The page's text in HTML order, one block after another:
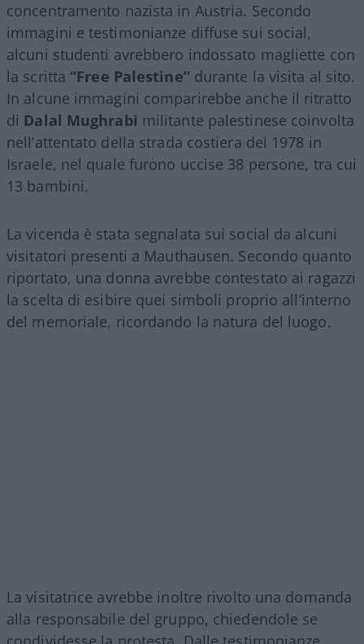
concentramento nazista in Austria. Secondo
immagini e testimonianze diffuse sui social,
alcuni studenti avrebbero indossato magliette con
la scritta“Free Palestine”durante la visita al sito.
In alcune immagini comparirebbe anche il ritratto
di Dalal Mughrabi militante palestinese coinvolta
nell’attentato della strada costiera del 1978 in
Israele, nel quale furono uccise 38 persone, tra cui
13 bambini.
La vicenda è stata segnalata sui social da alcuni
visitatori presenti a Mauthausen. Secondo quanto
riportato, una donna avrebbe contestato ai ragazzi
la scelta di esibire quei simboli proprio all’interno
del memoriale, ricordando la natura del luogo.
La visitatrice avrebbe inoltre rivolto una domanda
alla responsabile del gruppo, chiedendole se